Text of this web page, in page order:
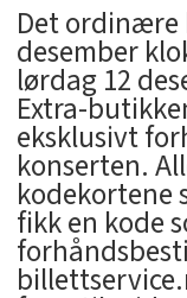
Det ordinære
desember
lørdag 12
Extra-
eksklusivt
konserten.
kodekortene
fikk en kode